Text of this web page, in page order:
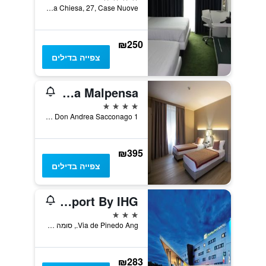
Via Della Chiesa, 27, Case Nuove, נפת וארזה, איטליה
₪250
צפייה בדילים
Hotel Villa Malpensa
4 כוכבים
Via Don Andrea Sacconago 1, ויצולה טיצ'ינו, נפת וארזה, איטליה
₪395
צפייה בדילים
Holiday Inn Express Milan - Malpensa Airport By IHG
3 כוכבים
Via de Pinedo Ang., סומה לומבארדו, נפת וארזה, איטליה
₪283